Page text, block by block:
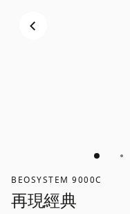
BEOSYSTEM 9000C
再現經典